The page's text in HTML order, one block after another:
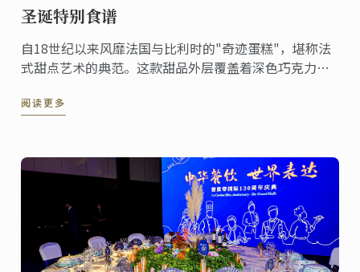
圣诞特别食谱
自18世纪以来风靡法国与比利时的"奇迹蛋糕"，堪称法
式甜点艺术的典范。这款甜品外层覆盖着深色巧克力刨
力慕斯的精妙结合。
阅读更多